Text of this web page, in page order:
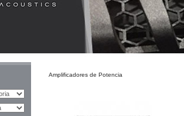
Amplificadores de Potencia